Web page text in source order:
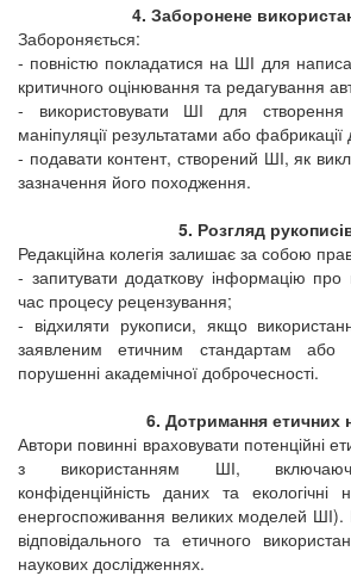
4. Заборонене
Забороняється:
- повністю покладатися на ШІ для
критичного оцінювання та редагування
- використовувати ШІ для
маніпуляції результатами або фабрикації
- подавати контент, створений ШІ, як
зазначення його походження.
5. Розгляд
Редакційна колегія залишає за собою
- запитувати додаткову інформацію про
час процесу рецензування;
- відхиляти рукописи, якщо
заявленим етичним стандартам
порушенні академічної доброчесності.
6. Дотримання етичних
Автори повинні враховувати потенційні
з використанням ШІ,
конфіденційність даних та екологічні
енергоспоживання великих моделей ШІ).
відповідального та етичного
наукових дослідженнях.